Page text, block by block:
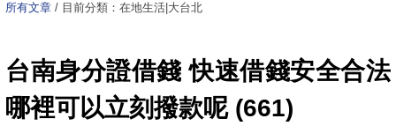
所有文章 / 目前分類：在地生活|大台北
台南身分證借錢 快速借錢安全合法
哪裡可以立刻撥款呢 (661)